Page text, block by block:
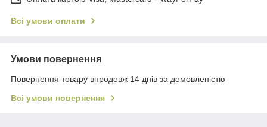
Всі умови оплати
Умови повернення
Повернення товару впродовж 14 днів за домовленістю
Всі умови повернення